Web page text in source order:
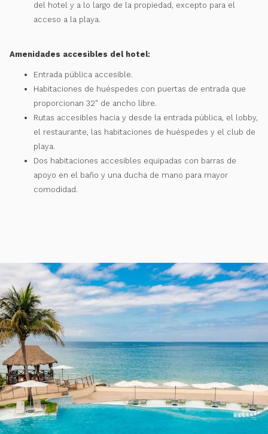
del hotel y a lo largo de la propiedad, excepto para el
acceso a la playa.
Amenidades accesibles del hotel:
Entrada pública accesible.
Habitaciones de huéspedes con puertas de entrada que
proporcionan 32" de ancho libre.
Rutas accesibles hacia y desde la entrada pública, el lobby,
el restaurante, las habitaciones de huéspedes y el club de
playa.
Dos habitaciones accesibles equipadas con barras de
apoyo en el baño y una ducha de mano para mayor
comodidad.